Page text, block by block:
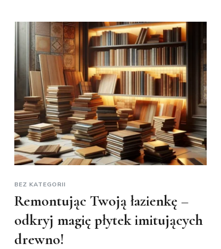
BEZ KATEGORII
Remontując Twoją łazienkę –
odkryj magię płytek imitujących
drewno!